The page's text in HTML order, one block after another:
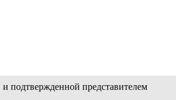
подтвержденной представителем